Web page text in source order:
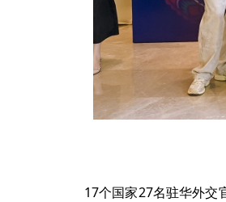
17个国家27名驻华外交